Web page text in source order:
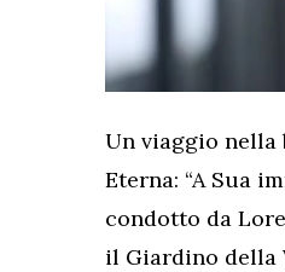
Un viaggio nella
Eterna: “A Sua
condotto da
il Giardino della